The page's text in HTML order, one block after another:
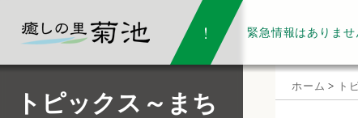
緊急情報はありませ
トピックス～まち
ホーム > ト